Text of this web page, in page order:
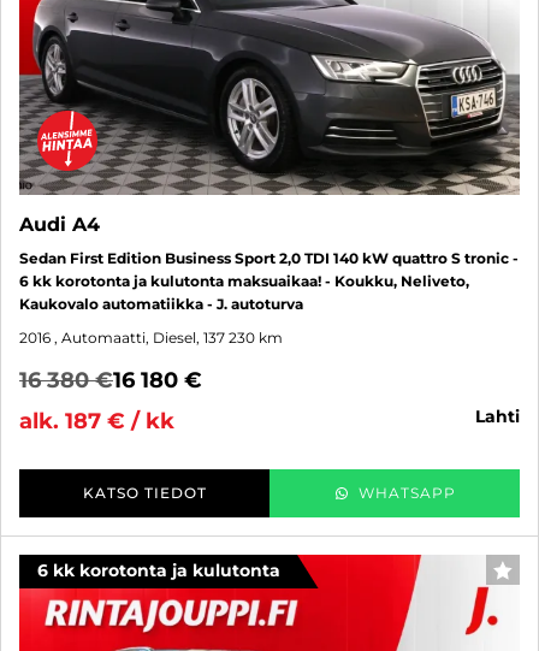
Audi A4
Sedan First Edition Business Sport 2,0 TDI 140 kW quattro S tronic -
6 kk korotonta ja kulutonta maksuaikaa! - Koukku, Neliveto,
Kaukovalo automatiikka - J. autoturva
2016 , Automaatti, Diesel, 137 230 km
16 380 €16 180 €
alk. 187 € / kk
lahti
KATSO TIEDOT WHATSAPP
6 kk korotonta ja kulutonta